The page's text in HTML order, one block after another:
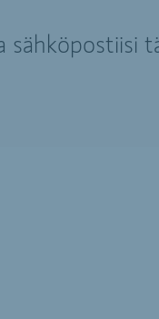
sähköpostiisi